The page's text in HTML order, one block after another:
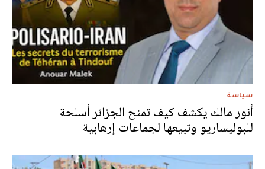
سياسة
أنور مالك يكشف كيف تمنح الجزائر أسلحة
للبوليساريو وتبيعها لجماعات إرهابية